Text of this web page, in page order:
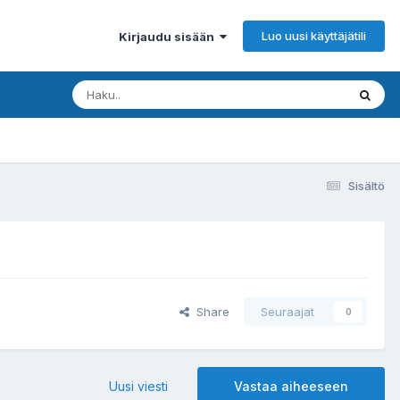
Kirjaudu sisään Luo uusi käyttäjätili
Sisältö
Share Seuraajat 0
Vastaa aiheeseen
Uusi viesti